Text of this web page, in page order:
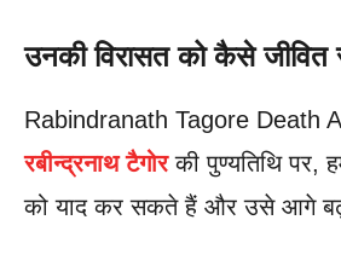
उनकी विरासत को कैसे
Rabindranath Tagore Death
रबीन्द्रनाथ टैगोरकी पुण्यतिथि पर,
को याद कर सकते हैं और उसे आगे